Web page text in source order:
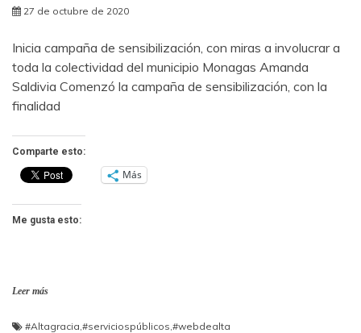
27 de octubre de 2020
Inicia campaña de sensibilización, con miras a involucrar a
toda la colectividad del municipio Monagas Amanda
Saldivia Comenzó la campaña de sensibilización, con la
finalidad
Comparte esto:
Más
Me gusta esto:
Leer más
#Altagracia #serviciospúblicos #webdealta